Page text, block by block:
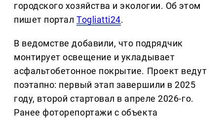
городского хозяйства и экологии. Об этом
пишет порталTogliatti24.
В ведомстве добавили, что подрядчик
монтирует освещение и укладывает
асфальтобетонное покрытие. Проект ведут
поэтапно: первый этап завершили в 2025
году, второй стартовал в апреле 2026-го.
Ранее фоторепортажи с объекта